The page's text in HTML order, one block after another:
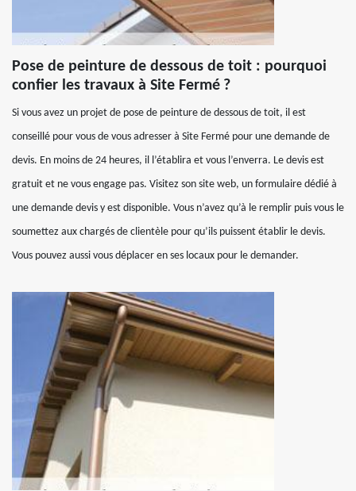
Pose de peinture de dessous de toit : pourquoi
confier les travaux à Site Fermé ?
Si vous avez un projet de pose de peinture de dessous de toit, il est
conseillé pour vous de vous adresser à Site Fermé pour une demande de
devis. En moins de 24 heures, il l’établira et vous l’enverra. Le devis est
gratuit et ne vous engage pas. Visitez son site web, un formulaire dédié à
une demande devis y est disponible. Vous n’avez qu’à le remplir puis vous le
soumettez aux chargés de clientèle pour qu’ils puissent établir le devis.
Vous pouvez aussi vous déplacer en ses locaux pour le demander.